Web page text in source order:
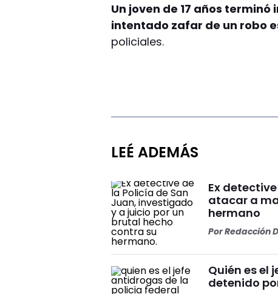
Un joven de 17 años
intentado zafar de un robo
policiales.
LEÉ ADEMÁS
Ex
atacar a
hermano
PorRedacción
Quién es el
detenido